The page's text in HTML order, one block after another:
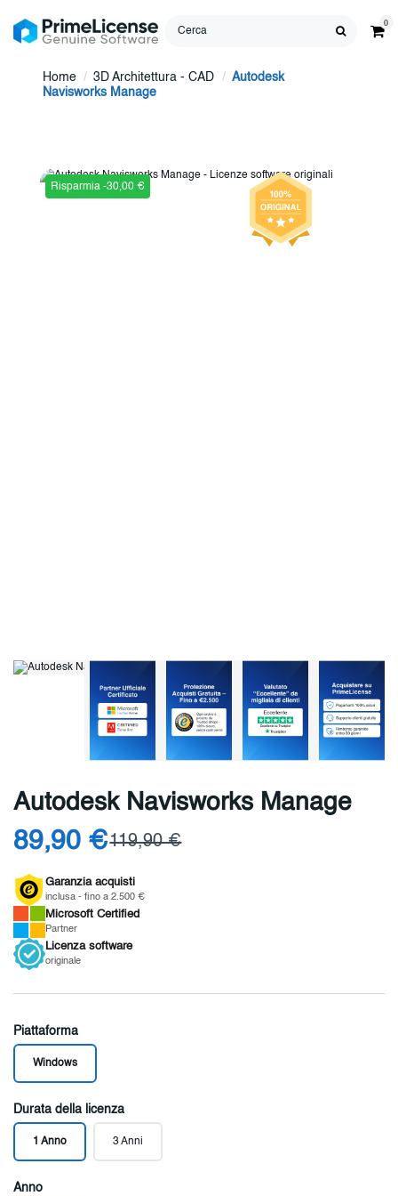
0
Home 3D Architettura - CAD
Autodesk
Navisworks Manage
Risparmia -30,00 €
Autodesk Navisworks Manage
89,90 €119,90 €
Garanzia acquisti
inclusa - fino a 2.500 €
Microsoft Certified
Partner
Licenza software
originale
Piattaforma
Windows
Durata della licenza
1 Anno 3 Anni
Anno